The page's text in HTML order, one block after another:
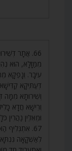
66. אֲתָר
מִמַּזָּלָא, הוּא
עִיבָר. וְנָפְקָא
דְּעַתִּיקָא
וְשֵׁירוּתָא מִמָּה
וְרֵישָׁא חֲדָא
וּמֵאִלֵּין נַהֲרִין
67. אִתְגְּלִיף
לְאַשְׁקָאָה גִּנְתָּא